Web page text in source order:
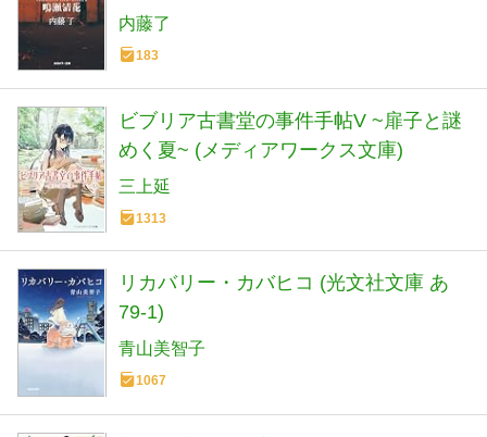
内藤了
183
ビブリア古書堂の事件手帖V ~扉子と謎
めく夏~ (メディアワークス文庫)
三上延
1313
リカバリー・カバヒコ (光文社文庫 あ
79-1)
青山美智子
1067